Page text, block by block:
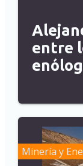
entre
Minería y